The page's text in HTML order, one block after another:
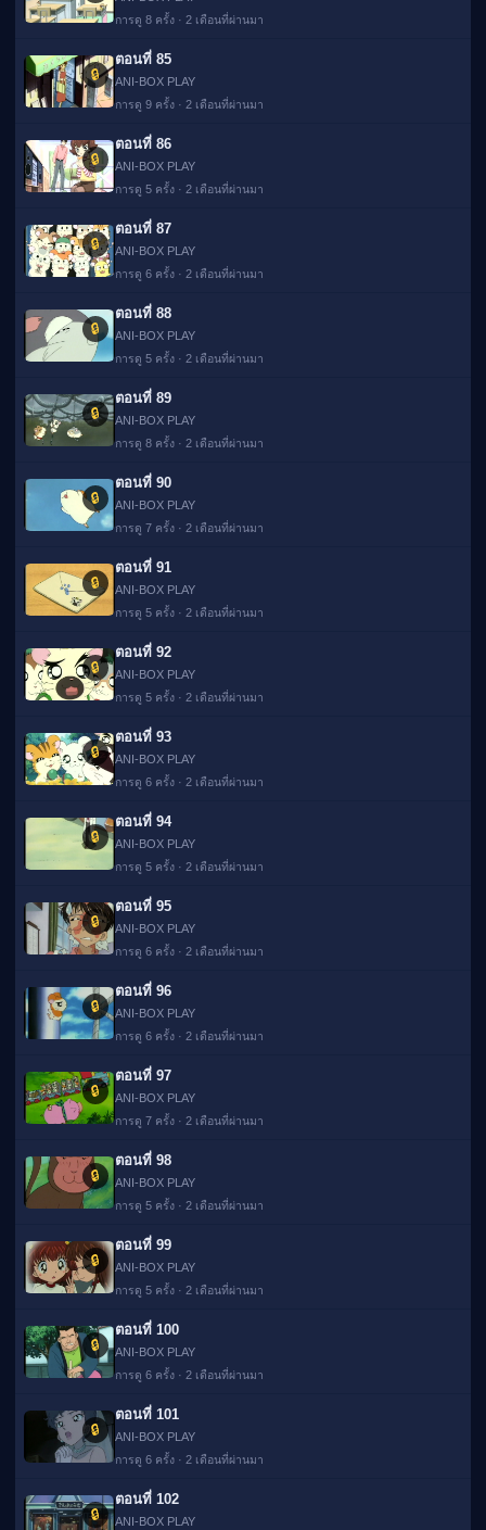
การดู 8 ครั้ง · 2 เดือนที่ผ่านมา
🔒
ตอนที่ 85
ANI-BOX PLAY
การดู 9 ครั้ง · 2 เดือนที่ผ่านมา
🔒
ตอนที่ 86
ANI-BOX PLAY
การดู 5 ครั้ง · 2 เดือนที่ผ่านมา
🔒
ตอนที่ 87
ANI-BOX PLAY
การดู 6 ครั้ง · 2 เดือนที่ผ่านมา
🔒
ตอนที่ 88
ANI-BOX PLAY
การดู 5 ครั้ง · 2 เดือนที่ผ่านมา
🔒
ตอนที่ 89
ANI-BOX PLAY
การดู 8 ครั้ง · 2 เดือนที่ผ่านมา
🔒
ตอนที่ 90
ANI-BOX PLAY
การดู 7 ครั้ง · 2 เดือนที่ผ่านมา
🔒
ตอนที่ 91
ANI-BOX PLAY
การดู 5 ครั้ง · 2 เดือนที่ผ่านมา
🔒
ตอนที่ 92
ANI-BOX PLAY
การดู 5 ครั้ง · 2 เดือนที่ผ่านมา
🔒
ตอนที่ 93
ANI-BOX PLAY
การดู 6 ครั้ง · 2 เดือนที่ผ่านมา
🔒
ตอนที่ 94
ANI-BOX PLAY
การดู 5 ครั้ง · 2 เดือนที่ผ่านมา
🔒
ตอนที่ 95
ANI-BOX PLAY
การดู 6 ครั้ง · 2 เดือนที่ผ่านมา
🔒
ตอนที่ 96
ANI-BOX PLAY
การดู 6 ครั้ง · 2 เดือนที่ผ่านมา
🔒
ตอนที่ 97
ANI-BOX PLAY
การดู 7 ครั้ง · 2 เดือนที่ผ่านมา
🔒
ตอนที่ 98
ANI-BOX PLAY
การดู 5 ครั้ง · 2 เดือนที่ผ่านมา
🔒
ตอนที่ 99
ANI-BOX PLAY
การดู 5 ครั้ง · 2 เดือนที่ผ่านมา
🔒
ตอนที่ 100
ANI-BOX PLAY
การดู 6 ครั้ง · 2 เดือนที่ผ่านมา
🔒
ตอนที่ 101
ANI-BOX PLAY
การดู 6 ครั้ง · 2 เดือนที่ผ่านมา
🔒
ตอนที่ 102
ANI-BOX PLAY